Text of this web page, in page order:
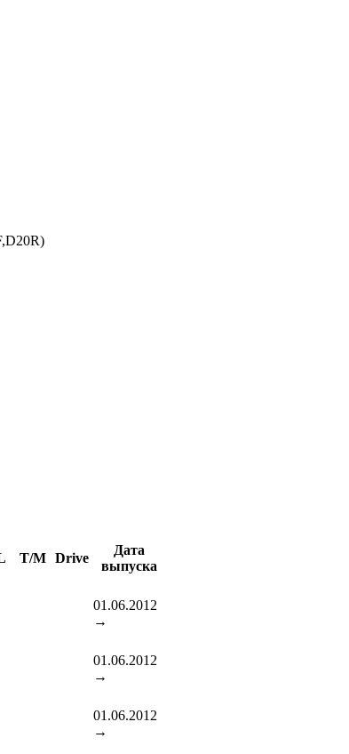
T/M Drive
Дата
выпуска
01.06.2012
→
01.06.2012
→
01.06.2012
→